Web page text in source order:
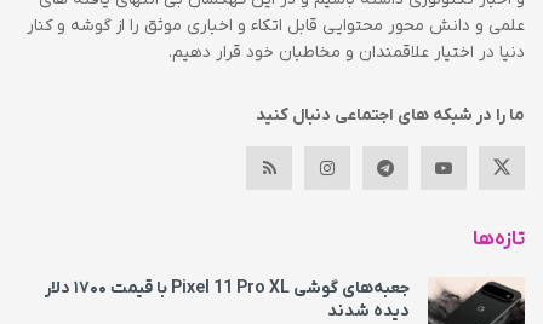
علمی و دانش محور محتوایی قابل اتکاء و اخباری موثق را از گوشه و کنار
دنیا در اختیار علاقمندان و مخاطبان خود قرار دهیم.
ما را در شبکه های اجتماعی دنبال کنید
تازه‌ها
جعبه‌های گوشی Pixel 11 Pro XL با قیمت ۱۷۰۰ دلار
دیده شدند